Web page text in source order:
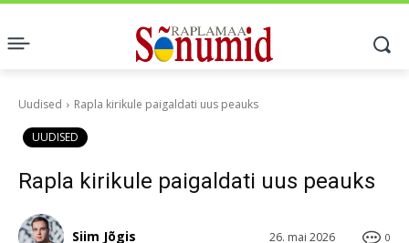
Uudised Rapla kirikule paigaldati uus peauks
UUDISED
Rapla kirikule paigaldati uus peauks
0
26. mai 2026
Siim Jõgis